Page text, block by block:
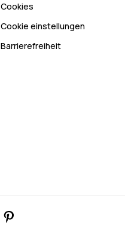
Cookies
Cookie einstellungen
Barrierefreiheit